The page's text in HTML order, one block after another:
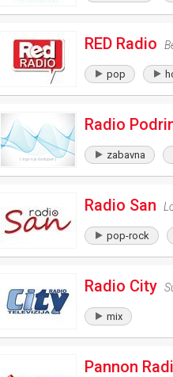
RED Radio
pop
Radio
zabavna
Radio San
pop-rock
Radio City
mix
Pannon